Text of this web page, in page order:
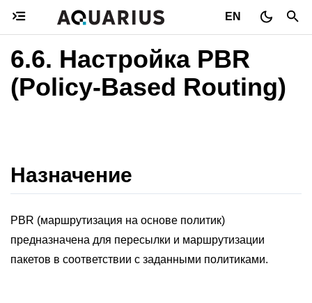
EN
6.6. Настройка PBR
(Policy-Based Routing)
Назначение
PBR (маршрутизация на основе политик)
предназначена для пересылки и маршрутизации
пакетов в соответствии с заданными политиками.